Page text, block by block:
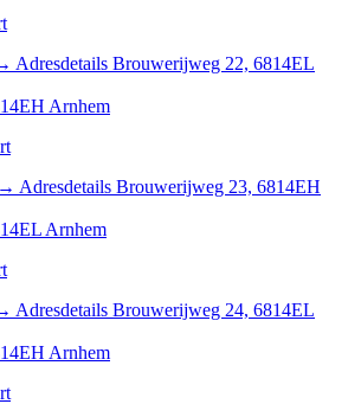
Adresdetails Brouwerijweg 22, 6814EL
Arnhem
→ Adresdetails Brouwerijweg 23, 6814EH
Arnhem
Adresdetails Brouwerijweg 24, 6814EL
Arnhem